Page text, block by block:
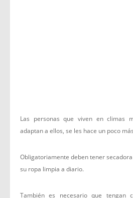
Las personas que viven en climas
adaptan a ellos, se les hace un poco
Obligatoriamente deben tener
su ropa limpia a diario.
También es necesario que tengan